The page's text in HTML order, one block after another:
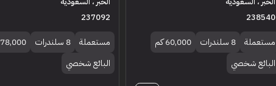
238540
مستعملة 8 سلندرات
60,000 كم
البائع شخصي
237092
مستعملة 8 سلندرات
78,000 كم
البائع شخصي